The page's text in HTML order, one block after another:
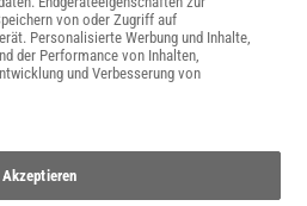
Newsletter abonnieren
von oder Zugriff auf
Personalisierte Werbung und Inhalte,
der Performance von Inhalten,
und Verbesserung von
Akzeptieren